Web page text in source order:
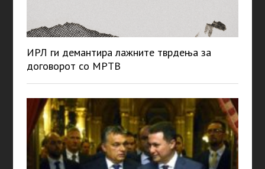
ИРЛ ги демантира лажните тврдења за
договорот со МРТВ